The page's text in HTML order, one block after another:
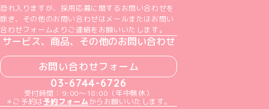
恐れ入りますが、採用応募に関するお問い合わせを
除き、その他のお問い合わせはメールまたはお問い
合わせフォームよりご連絡をお願いいたします。
サービス、商品、その他のお問い合わせ
お問い合わせフォーム
03-6744-6726
受付時間：9:00～18:00（年中無休）
＊ご予約は予約フォームからお願いいたします。